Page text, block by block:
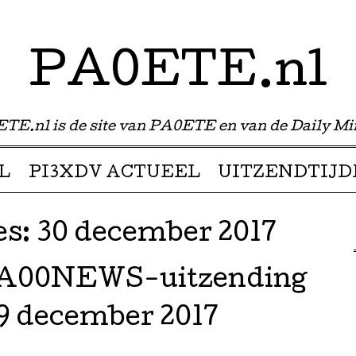
PA0ETE.nl
is de site van PA0ETE en van de Daily
PI3XDV ACTUEEL
30 december 2017
uitzending
december 2017